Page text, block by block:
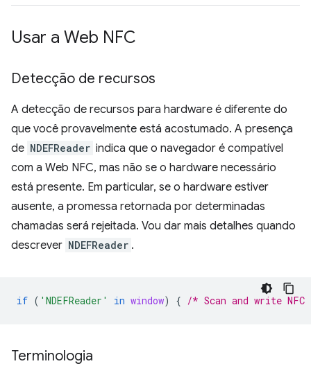
Usar a Web NFC
Detecção de recursos
A detecção de recursos para hardware é diferente do
que você provavelmente está acostumado. A presença
de NDEFReader indica que o navegador é compatível
com a Web NFC, mas não se o hardware necessário
está presente. Em particular, se o hardware estiver
ausente, a promessa retornada por determinadas
chamadas será rejeitada. Vou dar mais detalhes quando
descrever NDEFReader .
if ( 'NDEFReader' in window) { /* Scan and write NFC
Terminologia